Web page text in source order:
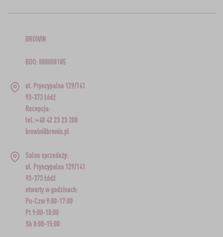
BROWIN
BDO: 000008185
ul. Pryncypalna 129/141
93-373 Łódź
Recepcja:
tel.:+48 42 23 23 200
browin@browin.pl
Salon sprzedaży:
ul. Pryncypalna 129/141
93-373 Łódź
otwarty w godzinach:
Pn-Czw 9:00-17:00
Pt 9:00-18:00
Sb 8:00-15:00